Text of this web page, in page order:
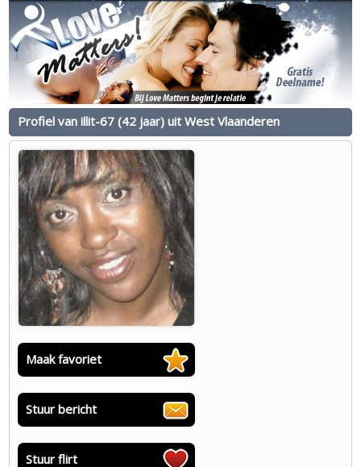
Profiel van illit-67 (42 jaar) uit West Vlaanderen
Maak favoriet
Stuur bericht
Stuur flirt